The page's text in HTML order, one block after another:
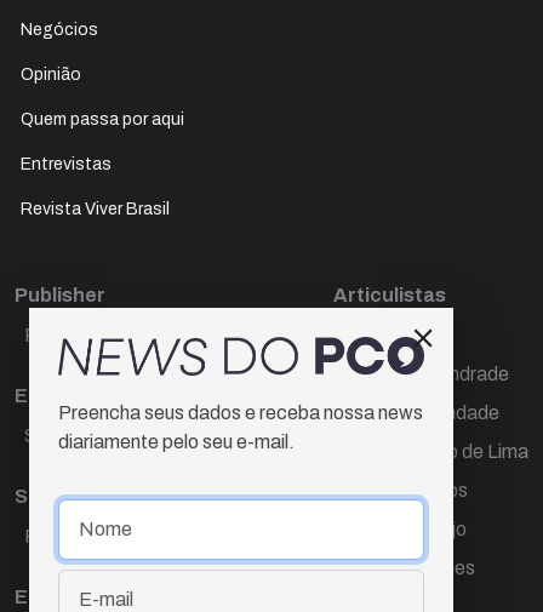
Negócios
Opinião
Quem passa por aqui
Entrevistas
Revista Viver Brasil
Publisher
Paulo Cesar de Oliveira
Editora Chefe
Sueli Cotta
Sub-editora
Raquel Ayres
Equipe
Articulistas
Décio Freire
Dr Marcos Andrade
Hamilton Trindade
Igor Carvalho de Lima
Mario Campos
Renata Araújo
Wagner Gomes
Preencha seus dados e receba nossa news
diariamente pelo seu e-mail.